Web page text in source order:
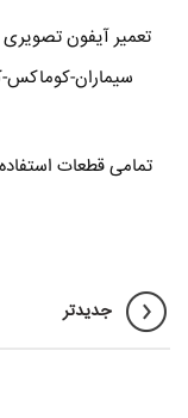
تعمیر آیفون تصویری
سیماران-کوماکس-
تمامی قطعات
جدیدتر